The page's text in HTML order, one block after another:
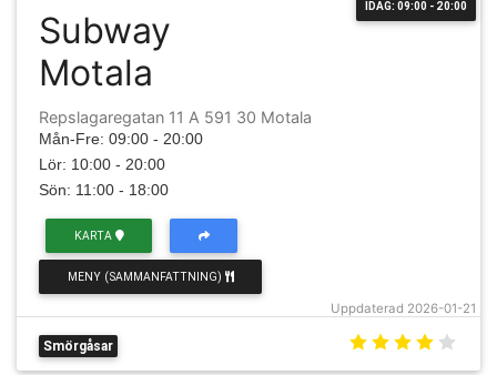
IDAG: 09:00 - 20:00
Subway
Motala
Repslagaregatan 11 A 591 30 Motala
Mån-Fre: 09:00 - 20:00
Lör: 10:00 - 20:00
Sön: 11:00 - 18:00
Uppdaterad 2026-01-21
KARTA
MENY (SAMMANFATTNING)
Smörgåsar